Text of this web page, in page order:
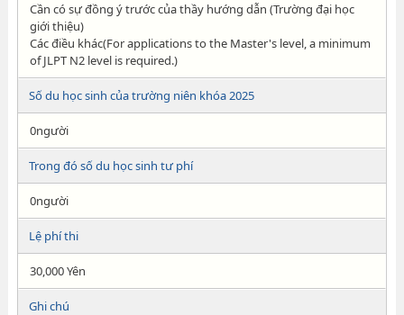
Cần có sự đồng ý trước của thầy hướng dẫn (Trường đại học
giới thiệu)
Các điều khác(For applications to the Master's level, a minimum
of JLPT N2 level is required.)
Số du học sinh của trường niên khóa 2025
0người
Trong đó số du học sinh tư phí
0người
Lệ phí thi
30,000 Yên
Ghi chú